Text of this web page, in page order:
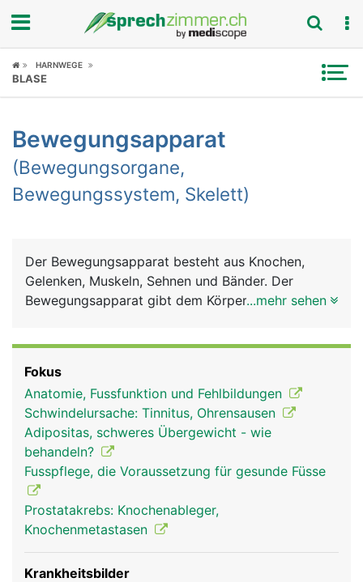
Fokus
Symptome
Untersuchungen
Ratgeber
Rubriken
HARNWEGE
BLASE
Bewegungsapparat
(Bewegungsorgane,
Bewegungssystem, Skelett)
Der Bewegungsapparat besteht aus Knochen,
Gelenken, Muskeln, Sehnen und Bänder. Der
Bewegungsapparat gibt dem Körper Halt und
Organe und Blutbildung im Knochemark.
...mehr sehen
Fokus
Anatomie, Fussfunktion und Fehlbildungen
Schwindelursache: Tinnitus, Ohrensausen
Adipositas, schweres Übergewicht - wie
behandeln?
Fusspflege, die Voraussetzung für gesunde Füsse
Prostatakrebs: Knochenableger,
Knochenmetastasen
Krankheitsbilder